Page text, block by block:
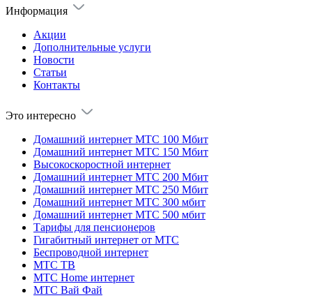
Информация
Акции
Дополнительные услуги
Новости
Статьи
Контакты
Это интересно
Домашний интернет МТС 100 Мбит
Домашний интернет МТС 150 Мбит
Высокоскоростной интернет
Домашний интернет МТС 200 Мбит
Домашний интернет МТС 250 Мбит
Домашний интернет МТС 300 мбит
Домашний интернет МТС 500 мбит
Тарифы для пенсионеров
Гигабитный интернет от МТС
Беспроводной интернет
МТС ТВ
МТС Home интернет
МТС Вай Фай